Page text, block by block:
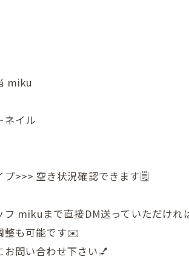
miku
ネイル
プ>>> 空き状況確認できます🗒
フ mikuまで直接DM送っていただけれ
整も可能です✉️
お問い合わせ下さい💅